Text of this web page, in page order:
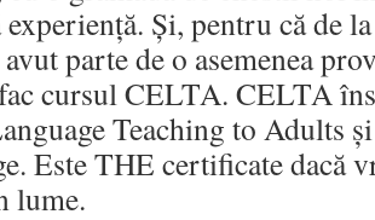
Și, pentru că de
parte de o asemenea
cursul CELTA. CELTA
Teaching to Adults
Este THE certificate dacă
lume.